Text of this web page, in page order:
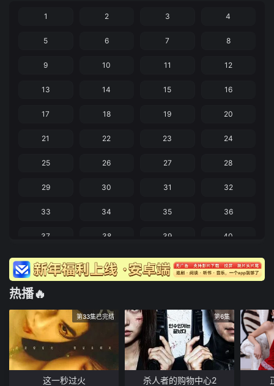
1 2 3 4
5 6 7 8
9 10 11 12
13 14 15 16
17 18 19 20
21 22 23 24
25 26 27 28
29 30 31 32
33 34 35 36
37 38 39 40
热播🔥
第33集已完结
这一秒过火
第6集
杀人者的购物中心2